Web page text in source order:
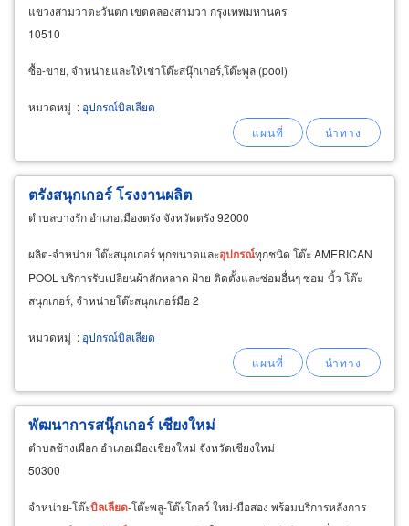
แขวงสามวาตะวันตก เขตคลองสามวา กรุงเทพมหานคร
10510
ซื้อ-ขาย, จำหน่ายและให้เช่าโต๊ะสนุ๊กเกอร์,โต๊ะพูล (pool)
หมวดหมู่ : อุปกรณ์บิลเลียด
ตรังสนุกเกอร์ โรงงานผลิต
ตำบลบางรัก อำเภอเมืองตรัง จังหวัดตรัง 92000
ผลิต-จำหน่าย โต๊ะสนุกเกอร์ ทุกขนาดและอุปกรณ์ทุกชนิด โต๊ะ AMERICAN
POOL บริการรับเปลี่ยนผ้าสักหลาด ฝ้าย ติดตั้งและซ่อมอื่นๆ ซ่อม-บิ้ว โต๊ะ
สนุกเกอร์, จำหน่ายโต๊ะสนุกเกอร์มือ 2
หมวดหมู่ : อุปกรณ์บิลเลียด
พัฒนาการสนุ๊กเกอร์ เชียงใหม่
ตำบลช้างเผือก อำเภอเมืองเชียงใหม่ จังหวัดเชียงใหม่
50300
จำหน่าย-โต๊ะบิลเลียด-โต๊ะพลู-โต๊ะโกลว์ ใหม่-มือสอง พร้อมบริการหลังการ